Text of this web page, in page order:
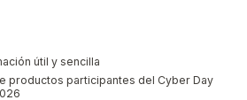
útil y sencilla
productos participantes del Cyber Day